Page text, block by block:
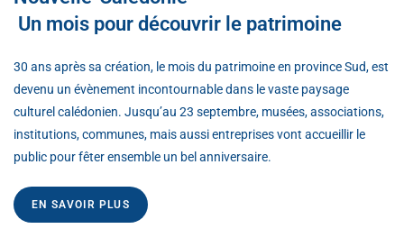
Un mois pour découvrir le patrimoine
30 ans après sa création, le mois du patrimoine en province Sud, est
devenu un évènement incontournable dans le vaste paysage
culturel calédonien. Jusqu’au 23 septembre, musées, associations,
institutions, communes, mais aussi entreprises vont accueillir le
public pour fêter ensemble un bel anniversaire.
EN SAVOIR PLUS